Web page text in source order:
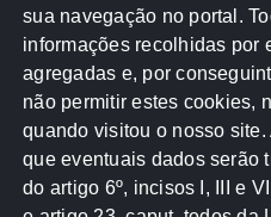
TCE-MT TCU TRE
REDE NOS ESTADOS
Mato Grosso do Sul
Paraná
sua navegação no portal.
informações recolhidas por
agregadas e, por
não permitir estes cookies,
quando visitou o nosso
que eventuais dados serão
do artigo 6º, incisos I, III e